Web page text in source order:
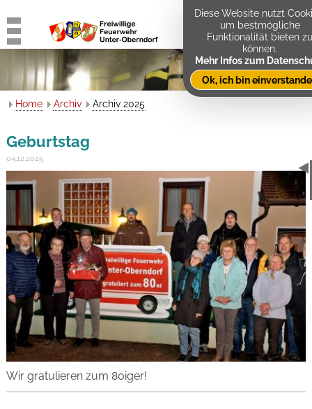
Home Archiv Archiv 2025
Geburtstag
04.12.2025
Wir gratulieren zum 80iger!
Diese Website nutzt
um bestmögliche
Funktionalität bieten zu
können.
Mehr Infos zum
Ok, ich bin